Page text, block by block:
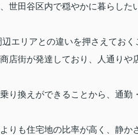
世田谷区内で穏やかに暮らした
エリアとの違いを押さえておく
店街が発達しており、人通りや
り換えができることから、通
りも住宅地の比率が高く、静